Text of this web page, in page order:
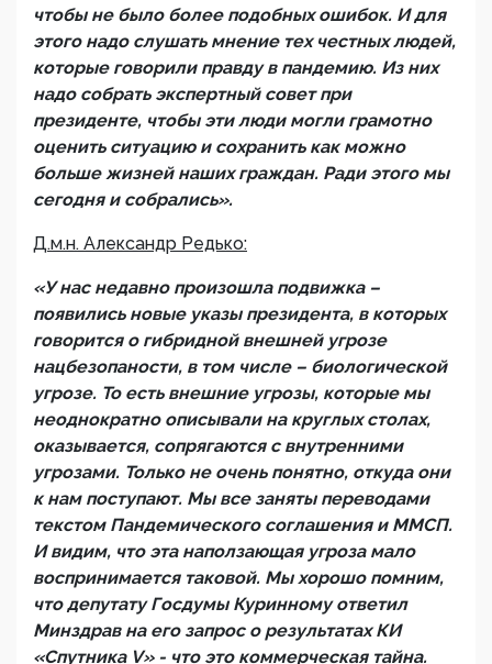
чтобы не было более подобных ошибок. И для
этого надо слушать мнение тех честных людей,
которые говорили правду в пандемию. Из них
надо собрать экспертный совет при
президенте, чтобы эти люди могли грамотно
оценить ситуацию и сохранить как можно
больше жизней наших граждан. Ради этого мы
сегодня и собрались».
Д.м.н. Александр Редько:
«У нас недавно произошла подвижка –
появились новые указы президента, в которых
говорится о гибридной внешней угрозе
нацбезопаности, в том числе – биологической
угрозе. То есть внешние угрозы, которые мы
неоднократно описывали на круглых столах,
оказывается, сопрягаются с внутренними
угрозами. Только не очень понятно, откуда они
к нам поступают. Мы все заняты переводами
текстом Пандемического соглашения и ММСП.
И видим, что эта наползающая угроза мало
воспринимается таковой. Мы хорошо помним,
что депутату Госдумы Куринному ответил
Минздрав на его запрос о результатах КИ
«Спутника V» - что это коммерческая тайна.